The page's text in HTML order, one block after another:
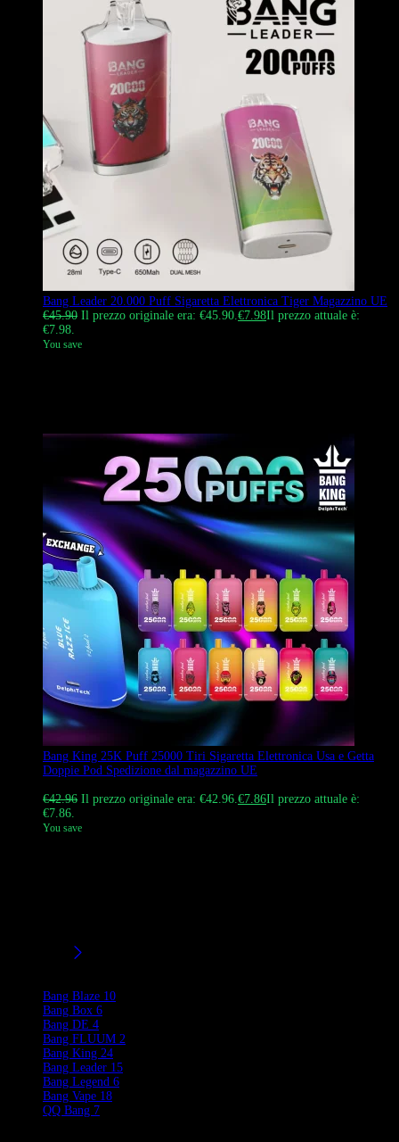
Bang Leader 20.000 Puff Sigaretta Elettronica Tiger Magazzino UE
€45.90 Il prezzo originale era: €45.90.€7.98Il prezzo attuale è:
€7.98.
You save
Bang King 25K Puff 25000 Tiri Sigaretta Elettronica Usa e Getta
Doppie Pod Spedizione dal magazzino UE
€42.96 Il prezzo originale era: €42.96.€7.86Il prezzo attuale è:
€7.86.
You save
Bang Blaze 10
Bang Box 6
Bang DE 4
Bang FLUUM 2
Bang King 24
Bang Leader 15
Bang Legend 6
Bang Vape 18
QQ Bang 7